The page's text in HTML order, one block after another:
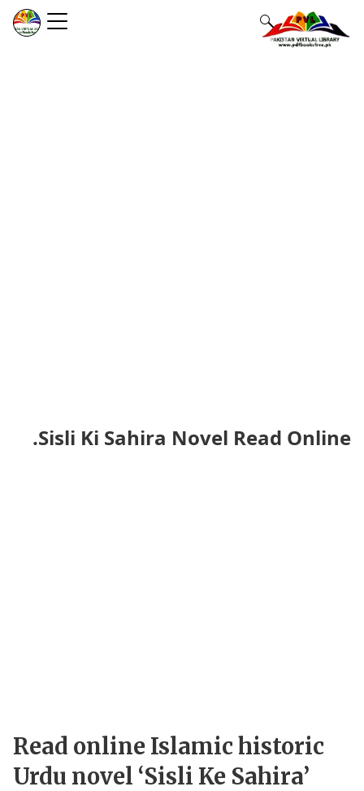
Sisli Ki Sahira Novel Read Online.
Read online Islamic historic
Urdu novel ‘Sisli Ke Sahira’